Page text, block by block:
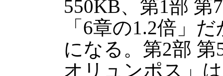
550KB、第1部
「6章の1.2倍」
になる。第2部
オリュンポス」